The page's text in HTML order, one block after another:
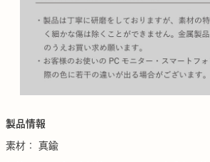
製品情報
素材： 真鍮